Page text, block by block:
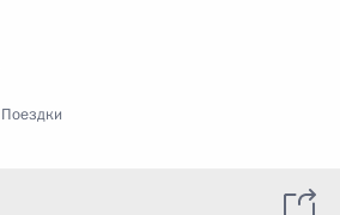
Поездки